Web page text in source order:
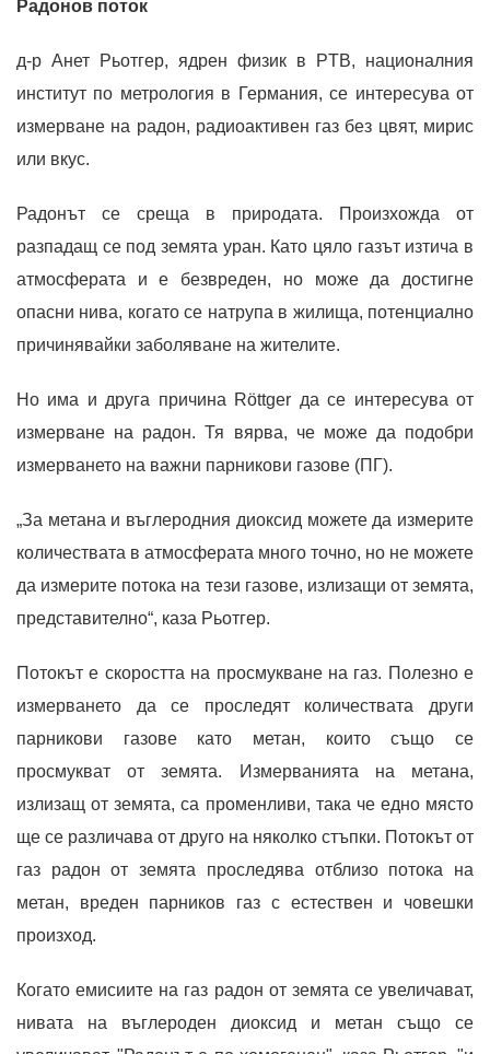
Радонов поток
д-р Анет Рьотгер, ядрен физик в PTB, националния
институт по метрология в Германия, се интересува от
измерване на радон, радиоактивен газ без цвят, мирис
или вкус.
Радонът се среща в природата. Произхожда от
разпадащ се под земята уран. Като цяло газът изтича в
атмосферата и е безвреден, но може да достигне
опасни нива, когато се натрупа в жилища, потенциално
причинявайки заболяване на жителите.
Но има и друга причина Röttger да се интересува от
измерване на радон. Тя вярва, че може да подобри
измерването на важни парникови газове (ПГ).
„За метана и въглеродния диоксид можете да измерите
количествата в атмосферата много точно, но не можете
да измерите потока на тези газове, излизащи от земята,
представително“, каза Рьотгер.
Потокът е скоростта на просмукване на газ. Полезно е
измерването да се проследят количествата други
парникови газове като метан, които също се
просмукват от земята. Измерванията на метана,
излизащ от земята, са променливи, така че едно място
ще се различава от друго на няколко стъпки. Потокът от
газ радон от земята проследява отблизо потока на
метан, вреден парников газ с естествен и човешки
произход.
Когато емисиите на газ радон от земята се увеличават,
нивата на въглероден диоксид и метан също се